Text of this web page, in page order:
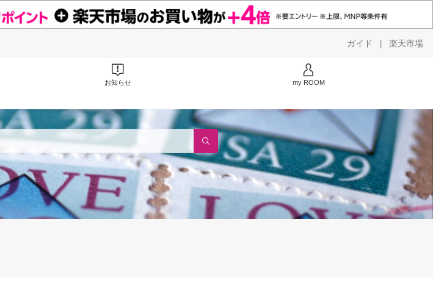
ガイド | 楽天市場
お知らせ my ROOM